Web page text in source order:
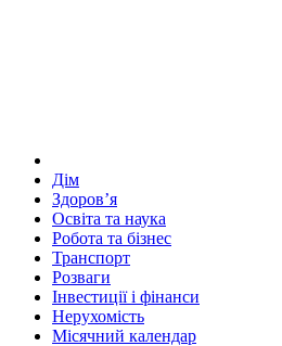
Дім
Здоров’я
Освіта та наука
Робота та бізнес
Транспорт
Розваги
Інвестиції і фінанси
Нерухомість
Місячний календар